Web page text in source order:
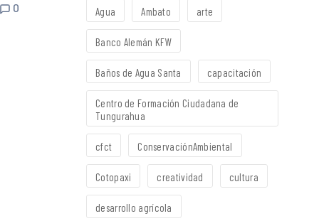
0 Agua Ambato arte
Banco Alemán KFW
Baños de Agua Santa capacitación
Centro de Formación Ciudadana de
Tungurahua
cfct ConservaciónAmbiental
Cotopaxi creatividad cultura
desarrollo agrícola